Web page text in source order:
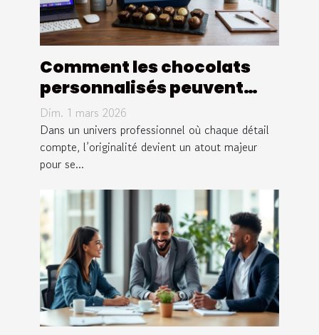
Comment les chocolats
personnalisés peuvent
transformer votre
communication
d'entreprise ?
Dim. 1 mars 2026
Dans un univers professionnel où chaque détail
compte, l’originalité devient un atout majeur
pour se...